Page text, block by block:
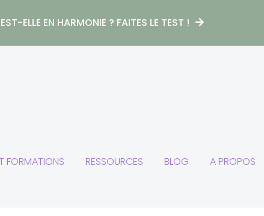
ELLE EN HARMONIE ? FAITES LE TEST !
FORMATIONS RESSOURCES BLOG A PROPOS